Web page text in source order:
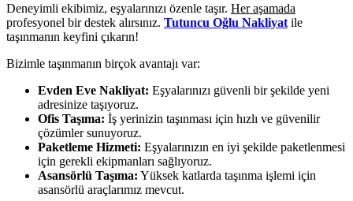
Deneyimli ekibimiz, eşyalarınızı özenle taşır. Her aşamada
profesyonel bir destek alırsınız. Tutuncu Oğlu Nakliyat ile
taşınmanın keyfini çıkarın!
Bizimle taşınmanın birçok avantajı var:
Evden Eve Nakliyat: Eşyalarınızı güvenli bir şekilde yeni
adresinize taşıyoruz.
Ofis Taşıma: İş yerinizin taşınması için hızlı ve güvenilir
çözümler sunuyoruz.
Paketleme Hizmeti: Eşyalarınızın en iyi şekilde paketlenmesi
için gerekli ekipmanları sağlıyoruz.
Asansörlü Taşıma: Yüksek katlarda taşınma işlemi için
asansörlü araçlarımız mevcut.